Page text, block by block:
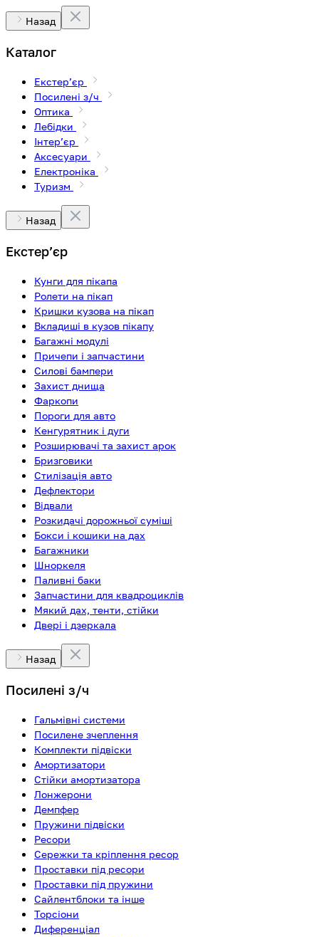
Назад
Каталог
Екстерʼєр
Посилені з/ч
Оптика
Лебідки
Інтерʼєр
Аксесуари
Електроніка
Туризм
Назад
Екстерʼєр
Кунги для пікапа
Ролети на пікап
Кришки кузова на пікап
Вкладиші в кузов пікапу
Багажні модулі
Причепи і запчастини
Силові бампери
Захист днища
Фаркопи
Пороги для авто
Кенгурятник і дуги
Розширювачі та захист арок
Бризговики
Стилізація авто
Дефлектори
Відвали
Розкидачі дорожньої суміші
Бокси і кошики на дах
Багажники
Шноркеля
Паливні баки
Запчастини для квадроциклів
Мякий дах, тенти, стійки
Двері і дзеркала
Назад
Посилені з/ч
Гальмівні системи
Посилене зчеплення
Комплекти підвіски
Амортизатори
Стійки амортизатора
Лонжерони
Демпфер
Пружини підвіски
Ресори
Сережки та кріплення ресор
Проставки під ресори
Проставки під пружини
Сайлентблоки та інше
Торсіони
Диференціал